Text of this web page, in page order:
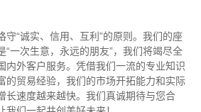
守“诚实、信用、互利”的原则。我们的座
“一次生意，永远的朋友”，我们将竭尽全
内外客户服务。凭借我们一流的专业知识
的贸易经验，我们的市场开拓能力和实际
长速度越来越快。我们真诚期待与您合